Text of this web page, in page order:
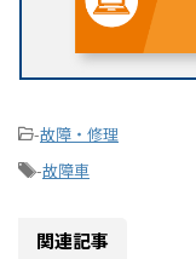
-故障・修理
-故障車
関連記事